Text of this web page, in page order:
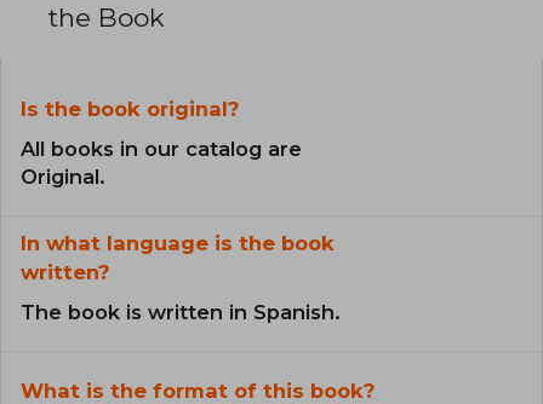
the Book
Is the book original?
All books in our catalog are
Original.
In what language is the book
written?
The book is written in Spanish.
What is the format of this book?